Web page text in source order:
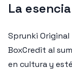
La
Sprunki
BoxCredit al
en cultura y